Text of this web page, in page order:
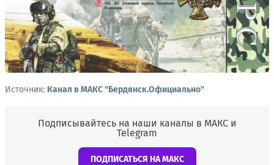
Источник: Канал в МАКС "Бердянск.Официально"
Подписывайтесь на наши каналы в МАКС и
Telegram
ПОДПИСАТЬСЯ НА МАКС